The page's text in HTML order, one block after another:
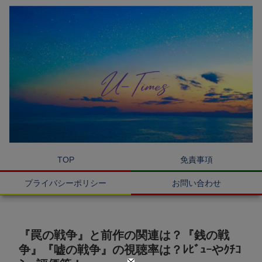
TOP 免責事項
プライバシーポリシー お問い合わせ
『罠の戦争』と前作の関連は？『銭の戦
争』『嘘の戦争』の視聴率は？ﾚﾋﾞｭｰやｸﾁｺ